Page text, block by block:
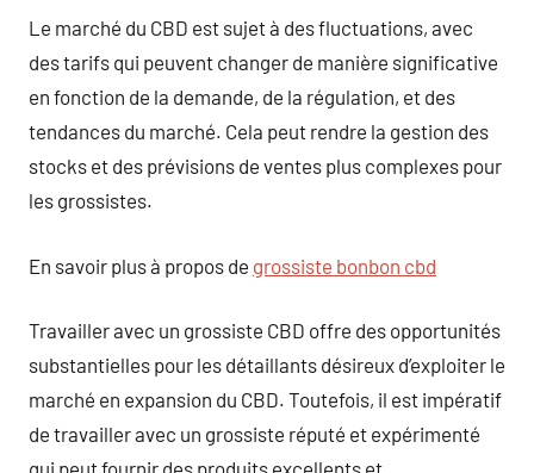
Le marché du CBD est sujet à des fluctuations, avec
des tarifs qui peuvent changer de manière significative
en fonction de la demande, de la régulation, et des
tendances du marché. Cela peut rendre la gestion des
stocks et des prévisions de ventes plus complexes pour
les grossistes.
En savoir plus à propos de grossiste bonbon cbd
Travailler avec un grossiste CBD offre des opportunités
substantielles pour les détaillants désireux d’exploiter le
marché en expansion du CBD. Toutefois, il est impératif
de travailler avec un grossiste réputé et expérimenté
qui peut fournir des produits excellents et